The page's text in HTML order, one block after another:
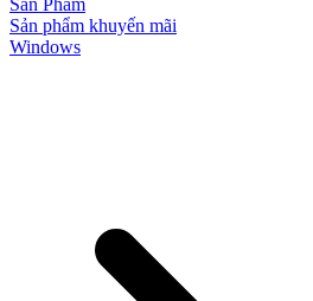
Sản phẩm khuyến mãi
Windows